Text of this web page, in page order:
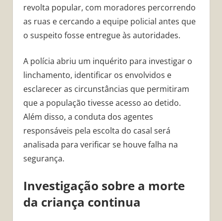
revolta popular, com moradores percorrendo
as ruas e cercando a equipe policial antes que
o suspeito fosse entregue às autoridades.
A polícia abriu um inquérito para investigar o
linchamento, identificar os envolvidos e
esclarecer as circunstâncias que permitiram
que a população tivesse acesso ao detido.
Além disso, a conduta dos agentes
responsáveis pela escolta do casal será
analisada para verificar se houve falha na
segurança.
Investigação sobre a morte
da criança continua